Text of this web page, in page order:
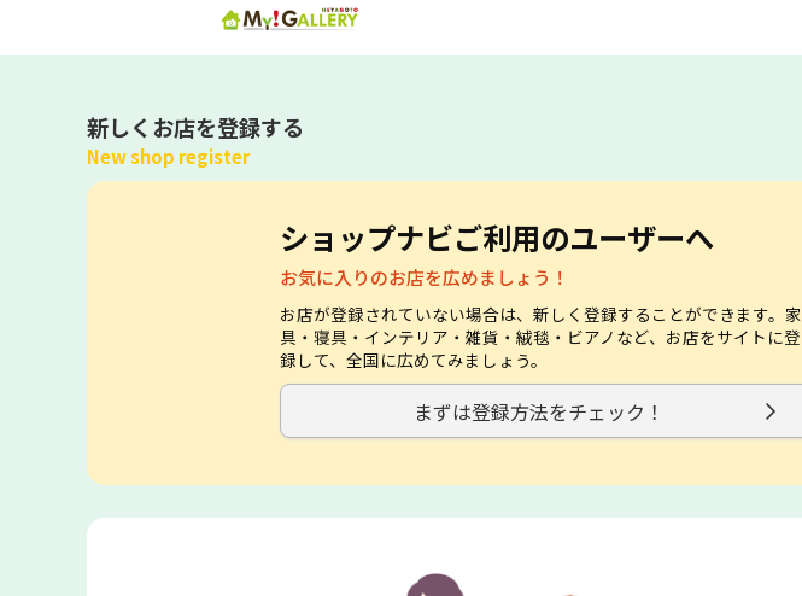
新しくお店を登録する
New shop register
ショップナビご利用のユーザーへ
お気に入りのお店を広めましょう！
お店が登録されていない場合は、新しく登録することができます。家
具・寝具・インテリア・雑貨・絨毯・ビアノなど、お店をサイトに登
録して、全国に広めてみましょう。
まずは登録方法をチェック！